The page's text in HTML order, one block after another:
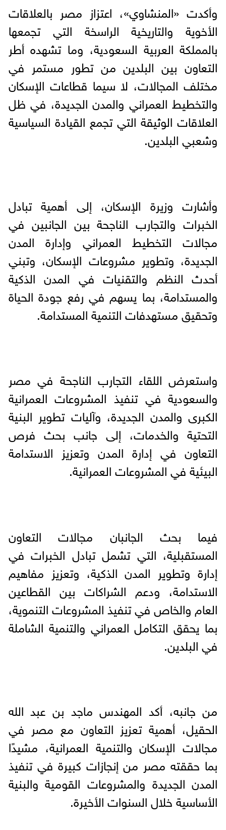
وأكدت «المنشاوي»، اعتزاز مصر بالعلاقات
الأخوية والتاريخية الراسخة التي تجمعها
بالمملكة العربية السعودية، وما تشهده أطر
التعاون بين البلدين من تطور مستمر في
مختلف المجالات، لا سيما قطاعات الإسكان
والتخطيط العمراني والمدن الجديدة، في ظل
العلاقات الوثيقة التي تجمع القيادة السياسية
وشعبي البلدين.
وأشارت وزيرة الإسكان، إلى أهمية تبادل
الخبرات والتجارب الناجحة بين الجانبين في
مجالات التخطيط العمراني وإدارة المدن
الجديدة، وتطوير مشروعات الإسكان، وتبني
أحدث النظم والتقنيات في المدن الذكية
والمستدامة، بما يسهم في رفع جودة الحياة
وتحقيق مستهدفات التنمية المستدامة.
واستعرض اللقاء التجارب الناجحة في مصر
والسعودية في تنفيذ المشروعات العمرانية
الكبرى والمدن الجديدة، وآليات تطوير البنية
التحتية والخدمات، إلى جانب بحث فرص
التعاون في إدارة المدن وتعزيز الاستدامة
البيئية في المشروعات العمرانية.
فيما بحث الجانبان مجالات التعاون
المستقبلية، التي تشمل تبادل الخبرات في
إدارة وتطوير المدن الذكية، وتعزيز مفاهيم
الاستدامة، ودعم الشراكات بين القطاعين
العام والخاص في تنفيذ المشروعات التنموية،
بما يحقق التكامل العمراني والتنمية الشاملة
في البلدين.
من جانبه، أكد المهندس ماجد بن عبد الله
الحقيل، أهمية تعزيز التعاون مع مصر في
مجالات الإسكان والتنمية العمرانية، مشيدًا
بما حققته مصر من إنجازات كبيرة في تنفيذ
المدن الجديدة والمشروعات القومية والبنية
الأساسية خلال السنوات الأخيرة.